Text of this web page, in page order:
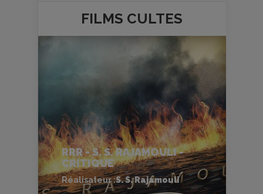
FILMS CULTES
RRR - S. S. RAJAMOULI -
CRITIQUE
Réalisateur :S. S. Rajamouli